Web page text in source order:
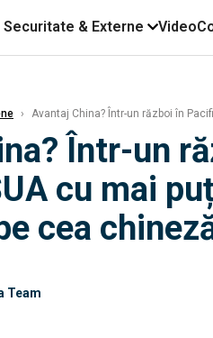
Securitate & Externe Video
› Avantaj China? Într-un război în
Într-un
cu mai
cea
Team